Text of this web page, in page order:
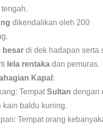
dikendalikan oleh 200
besar di dek hadapan serta
lela rentaka dan pemuras.
Kapal :
TempatSultan dengan
kain baldu kuning.
Tempat orang